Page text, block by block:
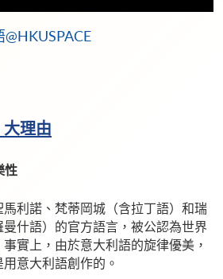
大理由
性
利諾、梵蒂岡城（含拉丁語）和瑞
什語）的官方語言，被公認為世界
事實上，由於意大利語的旋律優美，
意大利語創作的。